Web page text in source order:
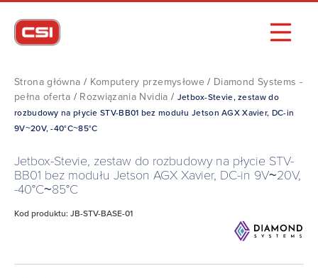
Strona główna / Komputery przemysłowe / Diamond Systems -
pełna oferta / Rozwiązania Nvidia / Jetbox-Stevie, zestaw do
rozbudowy na płycie STV-BB01 bez modułu Jetson AGX Xavier, DC-in
9V~20V, -40°C~85°C
Jetbox-Stevie, zestaw do rozbudowy na płycie STV-
BB01 bez modułu Jetson AGX Xavier, DC-in 9V~20V,
-40°C~85°C
Kod produktu: JB-STV-BASE-01